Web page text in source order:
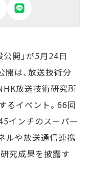
開」が5月24日
開は、放送技術分
放送技術研究所
るイベント。66回
インチのスーパー
ルや放送通信連携
究成果を披露す